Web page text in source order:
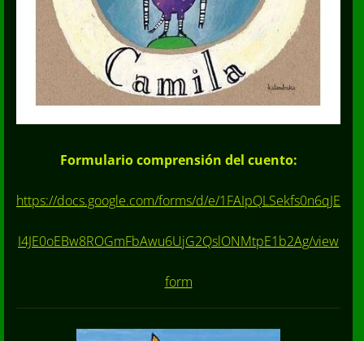
Formulario comprensión del cuento:
https://docs.google.com/forms/d/e/1FAIpQLSekfs0n6qJE
I4JE0oEBw8ROGmFbAwu6UjG2QslONMtpE1b2Ag/view
form